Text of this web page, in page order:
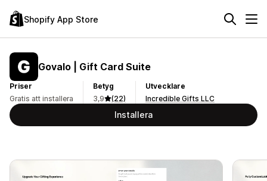
Shopify App Store
Govalo | Gift Card Suite
Priser
Gratis att installera
Betyg
3,9
(22)
Utvecklare
Incredible Gifts LLC
Installera